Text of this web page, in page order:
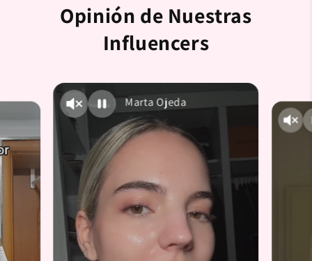
Opinión de Nuestras
Influencers
Marta Ojeda